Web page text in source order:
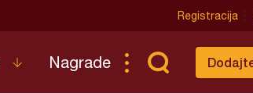
Registracija
Nagrade